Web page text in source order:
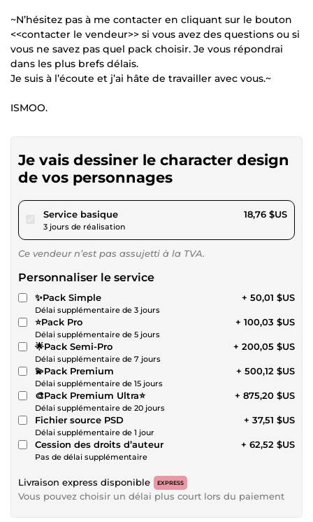
~N’hésitez pas à me contacter en cliquant sur le bouton
<<contacter le vendeur>> si vous avez des questions ou si
vous ne savez pas quel pack choisir. Je vous répondrai
dans les plus brefs délais.
Je suis à l’écoute et j’ai hâte de travailler avec vous.~
ISMOO.
Je vais dessiner le character design
de vos personnages
Service basiquepour 17,29 $US
3 jours de réalisation
18,76 $US
Ce vendeur n’est pas assujetti à la TVA.
Personnaliser le service
✨Pack Simple
Délai supplémentaire de 3 jours
+ 50,01 $US
⭐️Pack Pro
Délai supplémentaire de 5 jours
+ 100,03 $US
🌟Pack Semi-Pro
Délai supplémentaire de 7 jours
+ 200,05 $US
💫Pack Premium
Délai supplémentaire de 15 jours
+ 500,12 $US
🎨Pack Premium Ultra⭐️
Délai supplémentaire de 20 jours
+ 875,20 $US
Fichier source PSD
Délai supplémentaire de 1 jour
+ 37,51 $US
Cession des droits d’auteur
Pas de délai supplémentaire
+ 62,52 $US
Livraison express disponible EXPRESS
Vous pouvez choisir un délai plus court lors du paiement